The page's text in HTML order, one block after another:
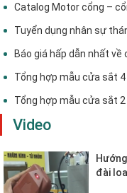
Catalog Motor cổng –
Tuyển dụng nhân sự
Báo giá hấp dẫn nhất
Tổng hợp mẫu cửa sắt
Tổng hợp mẫu cửa sắt
Video
đài